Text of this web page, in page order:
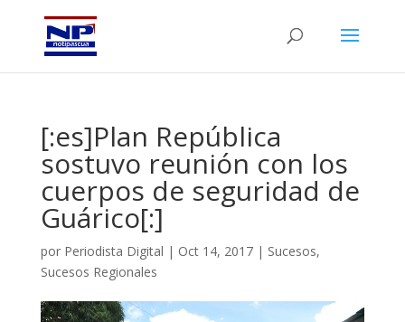
[:es]Plan República
sostuvo reunión con los
cuerpos de seguridad de
Guárico[:]
por Periodista Digital | Oct 14, 2017| Sucesos,
Sucesos Regionales